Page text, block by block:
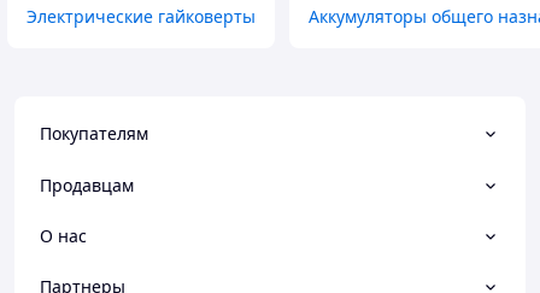
Электрические гайковерты Аккумуляторы общего
Покупателям
Продавцам
О нас
Партнеры